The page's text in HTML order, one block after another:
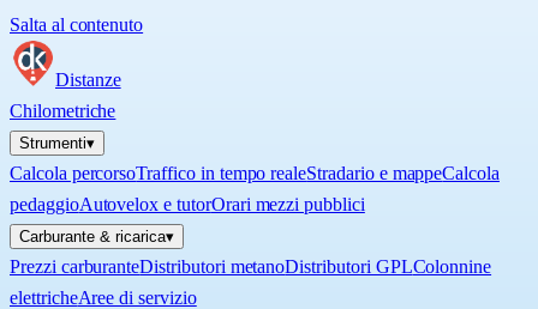
Salta al contenuto
Distanze
Chilometriche
Strumenti▾
Calcola percorsoTraffico in tempo realeStradario e mappeCalcola
pedaggioAutovelox e tutorOrari mezzi pubblici
Carburante & ricarica▾
Prezzi carburanteDistributori metanoDistributori GPLColonnine
elettricheAree di servizio